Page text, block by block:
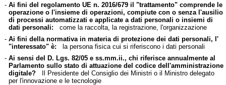
- Ai fini del regolamento UE n. 2016/679 il "trattamento" comprende le
operazione o l'insieme di operazioni, compiute con o senza l'ausilio
di processi automatizzati e applicate a dati personali o insiemi di
dati personali: come la raccolta, la registrazione, l'organizzazione
- Ai fini della normativa in materia di protezione dei dati personali, l'
"interessato" è: la persona fisica cui si riferiscono i dati personali
- Ai sensi del D. Lgs. 82/05 e ss.mm.ii., chi riferisce annualmente al
Parlamento sullo stato di attuazione del codice dell'amministrazione
digitale?Il Presidente del Consiglio dei Ministri o il Ministro delegato
per l'innovazione e le tecnologie